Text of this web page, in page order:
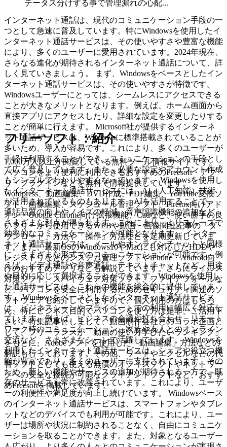
インターネット通話は、現代のコミュニケーション手段の一
つとして急速に普及しています。特にWindowsを使用したイ
ンターネット通話サービスは、その使いやすさや豊富な機能
により、多くのユーザーに愛用されています。2024年現在、
さらなる進化が期待されるインターネット通話について、詳
しく見ていきましょう。 まず、Windowsをベースとしたイン
ターネット通話サービスは、その使いやすさが特徴です。
Windowsユーザーにとっては、シームレスにアクセスできる
ことが大きなメリットとなります。例えば、ホーム画面から
直接アプリにアクセスしたり、詳細な設定を変更したりする
ことが簡単に行えます。 Microsoft社が提供するインターネ
ット通話サービスは、Windowsに標準搭載されていることが
多いため、導入が容易です。これにより、多くのユーザーが
手軽に利用することができ、コミュニケーションの手段とし
て広く普及しています。また、必要な設定やアカウント作成
もシンプルでわかりやすくなっています。 Windowsを使用し
たインターネット通話サービスには、AI（人工知能）技術
が活用されているものもあります。AIを活用することで、
通話品質の向上やノイズの軽減、音声認識機能の追加など、
さまざまな利点が得られます。これにより、よりスムーズで
効率的なコミュニケーションが可能となります。 インター
ネット通話サービスは、メールやオンラインチャットと同様
に、さまざまな形式でのコミュニケーションが可能です。例
えば、ビデオ通話や音声通話、テキストチャットなど、用途
や目的に応じて選択することができます。Windowsを使用し
た通話サービスは、これらの機能を総合的に提供していま
す。 Windowsをベースとしたインターネット通話サービス
は、ビジネスシーンやプライベートでの利用に幅広く対応し
ています。例えば、ビジネスの会議や打ち合わせ、リモート
ワーク時のコミュニケーション、家族や友人とのオンライン
交流など、さまざまなシーンで活躍しています。 Windowsを
利用したインターネット通話サービスは、シェアや役立つ機
能が豊富であり、多くのユーザーに支持されています。その
ため、新しい機能やサービスの追加が期待される一方で、既
存のサービスも常に改善されています。これにより、ユーザ
ーの利便性や満足度が向上し続けています。 Windowsベース
のインターネット通話サービスは、スマートフォンやタブレ
ットなどのデバイスでも利用が可能です。これにより、ユー
ザーは場所や状況に制約されることなく、自由にコミュニケ
ーションを取ることができます。また、対象となるユーザー
テータス分けする事で管理漏れの心配...
フリーソフト：紹介
1,000万人以上が閲覧している無料ツール情報サイトです。
パソコンをより便利に利用できるおすすめのFreesoft・アプ
リ・プラグインなどを無料で情報提供しています。
Wordpress、動画編集、DVD作成、PDF編集、YouTube変換ソ
フト、画像編集、スケジュール管理ソフト、Firefox向けアド
オン・Google Chrome向け拡張機能、Cadなど、使い勝手の良
いフリーから使用できるWEBや動画・画像関連記事の「ダ
ウンロード」方法や「操作」方法などを定期更新していま
す。また、最新OSのWindows10やMacにも対応したHDDや
レジストリなどのシステム管理ソフトやiPhone・Android向
けのおすすめアプリなども解説しています。さらにウイルス
対策ソフト、スパイウェア対策ソフト、ファイアフォールな
ど、パソコンを安全に利用するためのセキュリティ関連のソ
フトウェアも紹介していますので、個人利用の方はもちろ
ん、特にビジネス目的でパソコンを使う方は是非、ご活用下
さい。特集記事としまして、動画制作会社とのコラボ企画と
して、フリーランスが「動画の使い方学びたいランキング」
をもとに、Adobeソフトを使用した「動画編集」方法などの
解説も行っております。その他、ワードやエクセルなどの代
替ソフトとしても使える無償のオフィスソフトやネットワー
クへの安全な接続が可能なクライアントソフトなど、おすす
めFreesoftを掲載しています。